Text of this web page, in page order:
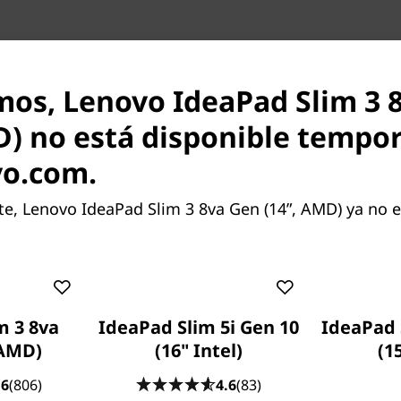
del mismo, por lo que la siguiente descripción
como un compromiso contractual. Te invitamos
online en la sección 'Ver Modelos' de esta misma
con un asesor de ventas si es en una tienda física.
Lenovo IdeaPad Slim 3
no está disponible
Lenovo IdeaPad Slim 3 8va Gen (14”, AMD) ya no
3 8va
(806)
IdeaPad Slim 5i Gen 10
(16" Intel)
4.6(83)
IdeaPad